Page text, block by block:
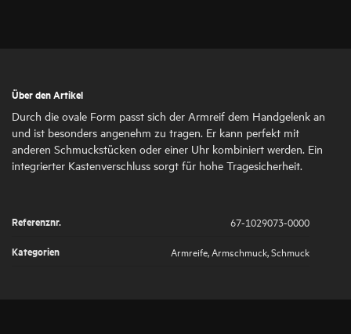
Über den Artikel
Durch die ovale Form passt sich der Armreif dem Handgelenk an
und ist besonders angenehm zu tragen. Er kann perfekt mit
anderen Schmuckstücken oder einer Uhr kombiniert werden. Ein
integrierter Kastenverschluss sorgt für hohe Tragesicherheit.
Referenznr.
67-1029073-0000
Kategorien
Armreife Armschmuck Schmuck